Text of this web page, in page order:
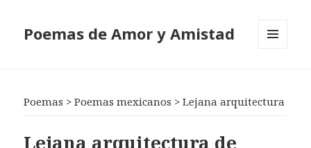
Poemas de Amor y Amistad
Poemas >Poemas mexicanos >Lejana arquitectura
Lejana arquitectura de